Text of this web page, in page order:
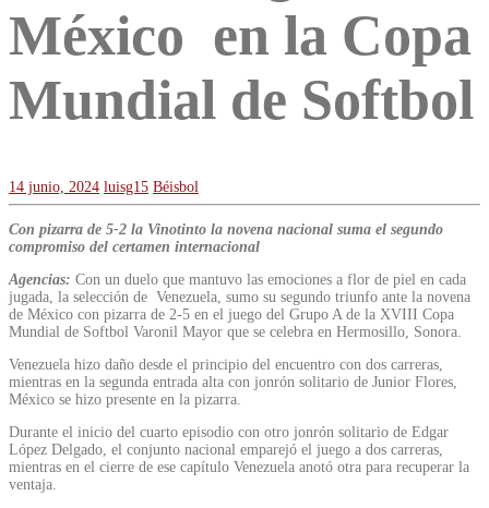
México en la Copa
Mundial de Softbol
14 junio, 2024 luisg15 Béisbol
Con pizarra de 5-2 la Vinotinto la novena nacional suma el segundo
compromiso del certamen internacional
Agencias: Con un duelo que mantuvo las emociones a flor de piel en cada
jugada, la selección de Venezuela, sumo su segundo triunfo ante la novena
de México con pizarra de 2-5 en el juego del Grupo A de la XVIII Copa
Mundial de Softbol Varonil Mayor que se celebra en Hermosillo, Sonora.
Venezuela hizo daño desde el principio del encuentro con dos carreras,
mientras en la segunda entrada alta con jonrón solitario de Junior Flores,
México se hizo presente en la pizarra.
Durante el inicio del cuarto episodio con otro jonrón solitario de Edgar
López Delgado, el conjunto nacional emparejó el juego a dos carreras,
mientras en el cierre de ese capítulo Venezuela anotó otra para recuperar la
ventaja.